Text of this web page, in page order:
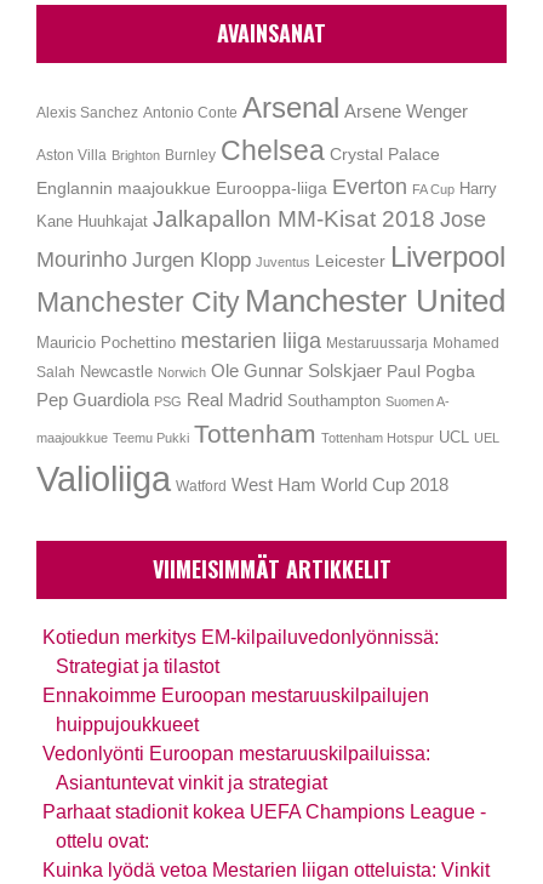
AVAINSANAT
Alexis Sanchez Antonio Conte Arsenal Arsene Wenger
Aston Villa Brighton Burnley Chelsea Crystal Palace
Englannin maajoukkue Eurooppa-liiga Everton FA Cup Harry
Kane Huuhkajat Jalkapallon MM-Kisat 2018 Jose
Mourinho Jurgen Klopp Juventus Leicester Liverpool
Manchester City Manchester United
Mauricio Pochettino mestarien liiga Mestaruussarja Mohamed
Salah Newcastle Norwich Ole Gunnar Solskjaer Paul Pogba
Pep Guardiola PSG Real Madrid Southampton Suomen A-
maajoukkue Teemu Pukki Tottenham Tottenham Hotspur UCL UEL
Valioliiga Watford West Ham World Cup 2018
VIIMEISIMMÄT ARTIKKELIT
Kotiedun merkitys EM-kilpailuvedonlyönnissä:
Strategiat ja tilastot
Ennakoimme Euroopan mestaruuskilpailujen
huippujoukkueet
Vedonlyönti Euroopan mestaruuskilpailuissa:
Asiantuntevat vinkit ja strategiat
Parhaat stadionit kokea UEFA Champions League -
ottelu ovat:
Kuinka lyödä vetoa Mestarien liigan otteluista: Vinkit